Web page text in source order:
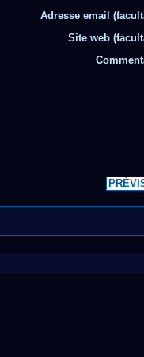
Adresse email
Site web